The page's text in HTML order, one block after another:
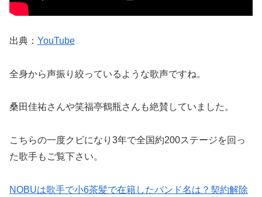
出典： YouTube
全身から声振り絞っているような歌声ですね。
桑田佳祐さんや笑福亭鶴瓶さんも絶賛していました。
こちらの一度クビになり3年で全国約200ステージを回っ
た歌手もご覧下さい。
NOBUは歌手で小6茶髪で在籍したバンド名は？契約解除